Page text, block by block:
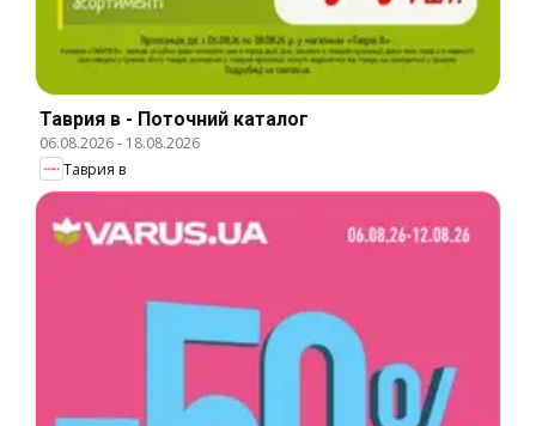
Таврия в - Поточний каталог
06.08.2026- 18.08.2026
Таврия в